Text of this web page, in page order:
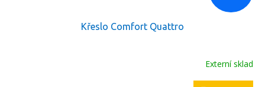
Křeslo Comfort Quattro
Externí sklad